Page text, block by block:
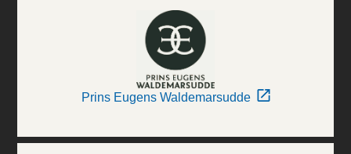
Prins Eugens Waldemarsudde